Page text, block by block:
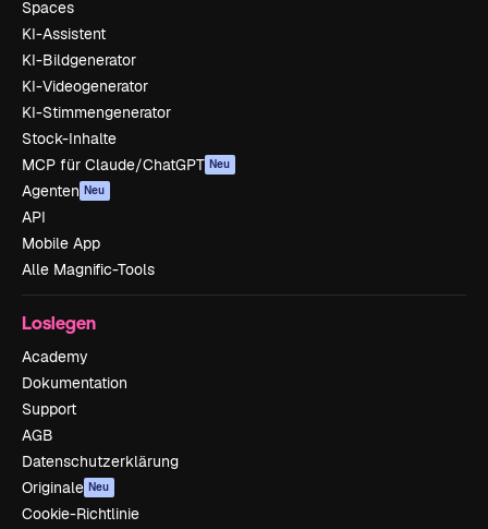
Spaces
KI-Assistent
KI-Bildgenerator
KI-Videogenerator
KI-Stimmengenerator
Stock-Inhalte
MCP für Claude/ChatGPT Neu
Agenten Neu
API
Mobile App
Alle Magnific-Tools
Loslegen
Academy
Dokumentation
Support
AGB
Datenschutzerklärung
Originale Neu
Cookie-Richtlinie